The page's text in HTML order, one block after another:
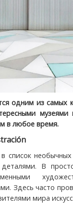
одним из самых
в любое время.
список
В
Здесь часто
мира